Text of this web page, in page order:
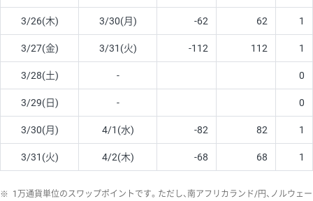
3/26(木) 3/30(月) -62 62 1
3/27(金) 3/31(火) -112 112 1
3/28(土) - 0
3/29(日) - 0
3/30(月) 4/1(水) -82 82 1
3/31(火) 4/2(木) -68 68 1
※ 1万通貨単位のスワップポイントです。ただし、南アフリカランド/円、ノルウェー